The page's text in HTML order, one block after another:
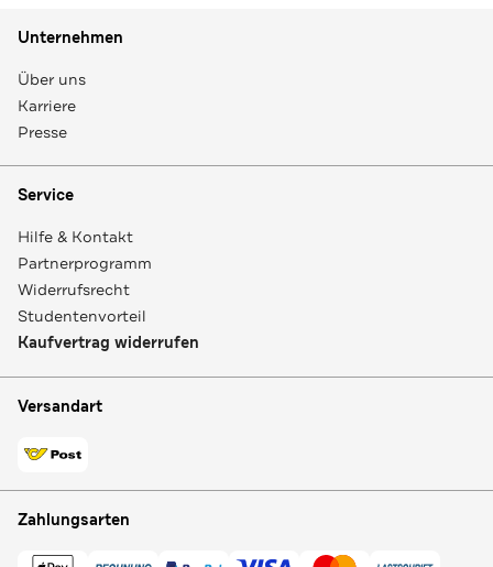
Unternehmen
Über uns
Karriere
Presse
Service
Hilfe & Kontakt
Partnerprogramm
Widerrufsrecht
Studentenvorteil
Kaufvertrag widerrufen
Versandart
Zahlungsarten